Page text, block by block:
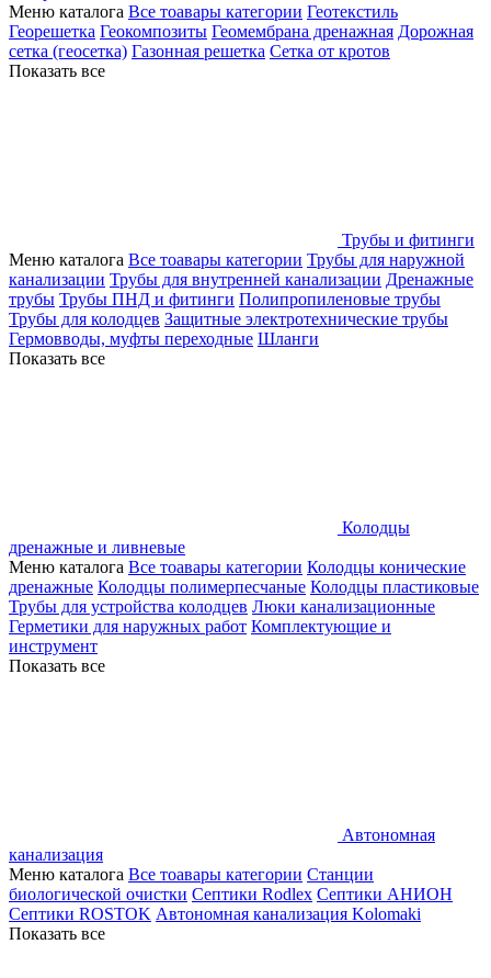
Меню каталога Все тоавары категории Геотекстиль
Георешетка Геокомпозиты Геомембрана дренажная Дорожная
сетка (геосетка) Газонная решетка Сетка от кротов
Показать все
Трубы и фитинги
Меню каталога Все тоавары категории Трубы для наружной
канализации Трубы для внутренней канализации Дренажные
трубы Трубы ПНД и фитинги Полипропиленовые трубы
Трубы для колодцев Защитные электротехнические трубы
Гермовводы, муфты переходные Шланги
Показать все
Колодцы
дренажные и ливневые
Меню каталога Все тоавары категории Колодцы конические
дренажные Колодцы полимерпесчаные Колодцы пластиковые
Трубы для устройства колодцев Люки канализационные
Герметики для наружных работ Комплектующие и
инструмент
Показать все
Автономная
канализация
Меню каталога Все тоавары категории Станции
биологической очистки Септики Rodlex Септики АНИОН
Септики ROSTOK Автономная канализация Kolomaki
Показать все